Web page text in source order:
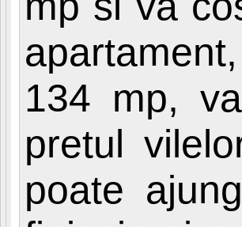
134 mp,
pretul
poate